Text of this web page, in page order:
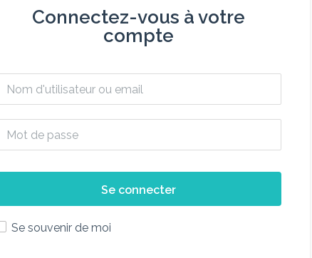
Connectez-vous à votre
compte
Se connecter
Se souvenir de moi